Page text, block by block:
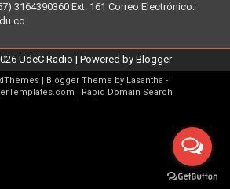
3164390360 Ext. 161 Correo Electrónico:
UdeC Radio | Powered by Blogger
| Blogger Theme by Lasantha -
| Rapid Domain Search